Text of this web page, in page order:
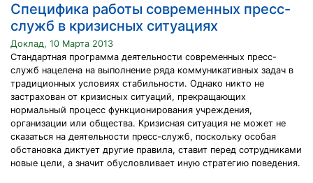
Специфика работы современных пресс-
служб в кризисных ситуациях
Доклад, 10 Марта 2013
Стандартная программа деятельности современных пресс-
служб нацелена на выполнение ряда коммуникативных задач в
традиционных условиях стабильности. Однако никто не
застрахован от кризисных ситуаций, прекращающих
нормальный процесс функционирования учреждения,
организации или общества. Кризисная ситуация не может не
сказаться на деятельности пресс-служб, поскольку особая
обстановка диктует другие правила, ставит перед сотрудниками
новые цели, а значит обусловливает иную стратегию поведения.